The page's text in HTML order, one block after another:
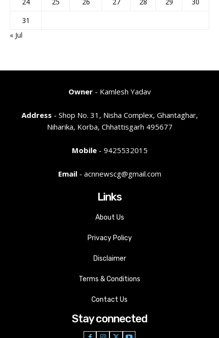
31
« Jul
Owner- Kamlesh Yadav
Address - Shop No. 31, Nisha Complex, Ghantaghar,
Niharika, Korba, Chhattisgarh 495677
Mobile- 9425532015
Email- acnnewscg@gmail.com
Links
About Us
Privacy Policy
Disclaimer
Terms & Conditions
Contact Us
Stay connected